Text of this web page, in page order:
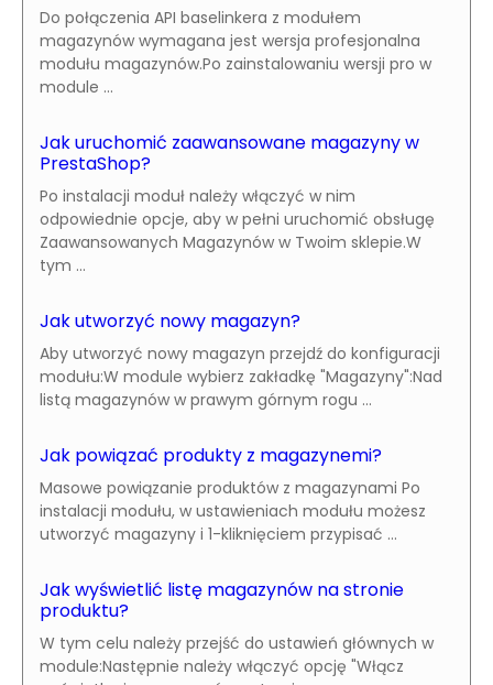
Do połączenia API baselinkera z modułem
magazynów wymagana jest wersja profesjonalna
modułu magazynów.Po zainstalowaniu wersji pro w
module ...
Jak uruchomić zaawansowane magazyny w
PrestaShop?
Po instalacji moduł należy włączyć w nim
odpowiednie opcje, aby w pełni uruchomić obsługę
Zaawansowanych Magazynów w Twoim sklepie.W
tym ...
Jak utworzyć nowy magazyn?
Aby utworzyć nowy magazyn przejdź do konfiguracji
modułu:W module wybierz zakładkę "Magazyny":Nad
listą magazynów w prawym górnym rogu ...
Jak powiązać produkty z magazynemi?
Masowe powiązanie produktów z magazynami Po
instalacji modułu, w ustawieniach modułu możesz
utworzyć magazyny i 1-kliknięciem przypisać ...
Jak wyświetlić listę magazynów na stronie
produktu?
W tym celu należy przejść do ustawień głównych w
module:Następnie należy włączyć opcję "Włącz